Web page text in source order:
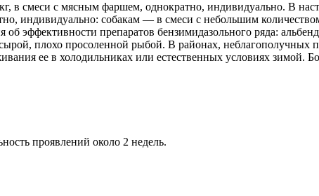
в смеси с мясным фаршем, однократно, индивидуально. В
индивидуально: собакам — в смеси с небольшим
эффективности препаратов бензимидазольного ряда:
плохо просоленной рыбой. В районах, неблагополучных
ее в холодильниках или естественных условиях зимой.
проявлений около 2 недель.